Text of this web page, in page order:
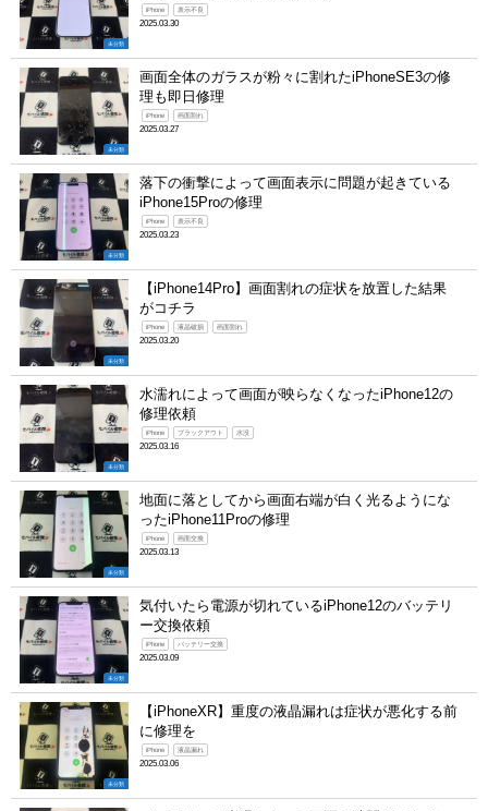
未分類
iPhone 表示不良
2025.03.30
未分類
画面全体のガラスが粉々に割れたiPhoneSE3の修
理も即日修理
iPhone 画面割れ
2025.03.27
未分類
落下の衝撃によって画面表示に問題が起きている
iPhone15Proの修理
iPhone 表示不良
2025.03.23
未分類
【iPhone14Pro】画面割れの症状を放置した結果
がコチラ
iPhone 液晶破損 画面割れ
2025.03.20
未分類
水濡れによって画面が映らなくなったiPhone12の
修理依頼
iPhone ブラックアウト 水没
2025.03.16
未分類
地面に落としてから画面右端が白く光るようにな
ったiPhone11Proの修理
iPhone 画面交換
2025.03.13
未分類
気付いたら電源が切れているiPhone12のバッテリ
ー交換依頼
iPhone バッテリー交換
2025.03.09
未分類
【iPhoneXR】重度の液晶漏れは症状が悪化する前
に修理を
iPhone 液晶漏れ
2025.03.06